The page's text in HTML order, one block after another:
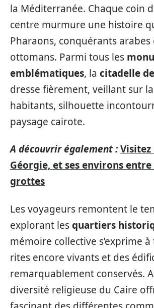
la Méditerranée. Chaque coin
centre murmure une histoire
Pharaons, conquérants
ottomans. Parmi tous les
emblématiques, la citadelle
dresse fièrement, veillant sur
habitants, silhouette
paysage cairote.
A découvrir également :Visitez
Géorgie, et ses environs
grottes
Les voyageurs remontent le
explorant lesquartiers
mémoire collective s’exprime
rites encore vivants et des
remarquablement conservés.
diversité religieuse du Caire